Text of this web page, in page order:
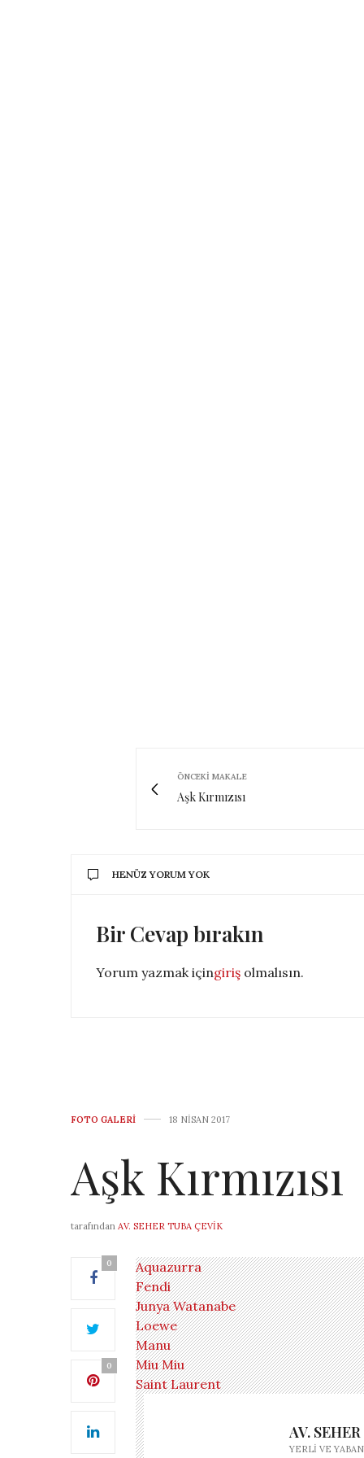
ÖNCEKI MAKALE
Aşk Kırmızısı
HENÜZ YORUM YOK
Bir Cevap bırakın
Yorum yazmak içingiriş olmalısın.
FOTO GALERI 18 NISAN 2017
Aşk Kırmızısı
tarafından AV. SEHER TUBA ÇEVIK
0
0
Aquazurra
Fendi
Junya Watanabe
Loewe
Manu
Miu Miu
Saint Laurent
AV.
YERLI VE